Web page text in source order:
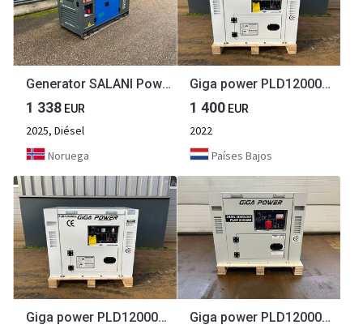
Generator SALANI Power Energi Diesel Generator - VG - R30 37,5 KVA - 33 KW
1 338 EUR
2025, Diésel
Noruega
Giga power PLD12000SE 10 kVA silent generator
1 400 EUR
2022
Países Bajos
Giga power PLD12000SE 10 kVA silent generator Giga power PLD12000SE 10 kVA silent generator